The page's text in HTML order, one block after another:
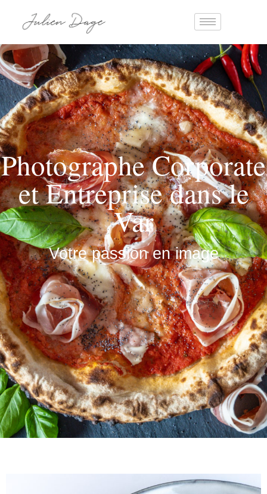
Photographe Corporate
et Entreprise dans le
Var
Votre passion en image